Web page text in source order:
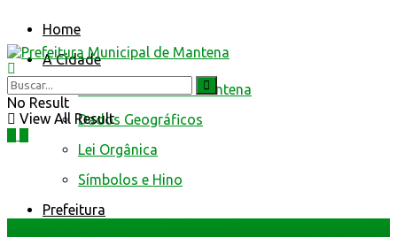
Home
A Cidade
História de nossa Mantena
Dados Geográficos
Lei Orgânica
Símbolos e Hino
Prefeitura
No Result
View All Result